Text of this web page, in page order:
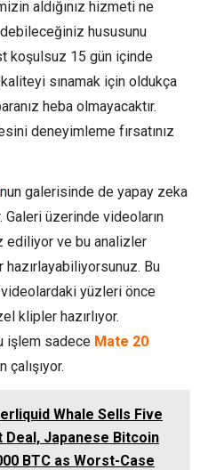
aldığınız hizmeti ne
hususunu
koşulsuz 15 gün içinde
sınamak için oldukça
heba olmayacaktır.
deneyimleme fırsatınız
galerisinde de yapay zeka
Galeri üzerinde videoların
ediliyor ve bu analizler
Bu
videolardaki yüzleri önce
klipler hazırlıyor.
işlem sadece Mate 20
çalışıyor.
Whale Sells Five
Deal, Japanese Bitcoin
BTC as Worst-Case